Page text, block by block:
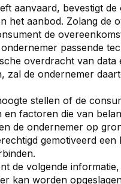
aanvaard, bevestigt
het aanbod. Zolang de
de
passende
overdracht van
zal de ondernemer
stellen of de
en factoren die van
de ondernemer op
gemotiveerd
de volgende
kan worden